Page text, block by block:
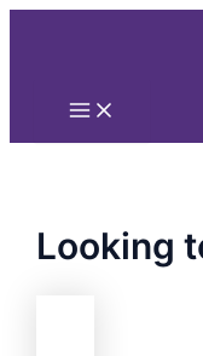
Nhảy
Main
Looking